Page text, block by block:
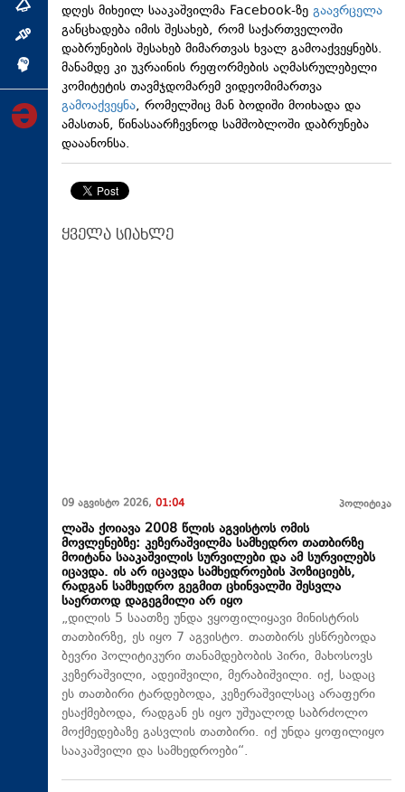
თემა
ინტერვიუ
ინქვიზიცია
დღეს მიხეილ სააკაშვილმა Facebook-ზე გაავრცელა
განცხადება იმის შესახებ, რომ საქართველოში
დაბრუნების შესახებ მიმართვას ხვალ გამოაქვეყნებს.
მანამდე კი უკრაინის რეფორმების აღმასრულებელი
კომიტეტის თავმჯდომარემ ვიდეომიმართვა
გამოაქვეყნა, რომელშიც მან ბოდიში მოიხადა და
ამასთან, წინასაარჩევნოდ სამშობლოში დაბრუნება
დააანონსა.
ყველა სიახლე
09 აგვისტო 2026, 01:04 პოლიტიკა
ლაშა ქოიავა 2008 წლის აგვისტოს ომის
მოვლენებზე: კეზერაშვილმა სამხედრო თათბირზე
მოიტანა სააკაშვილის სურვილები და ამ სურვილებს
იცავდა. ის არ იცავდა სამხედროების პოზიციებს,
რადგან სამხედრო გეგმით ცხინვალში შესვლა
საერთოდ დაგეგმილი არ იყო
„დილის 5 საათზე უნდა ვყოფილიყავი მინისტრის
თათბირზე, ეს იყო 7 აგვისტო. თათბირს ესწრებოდა
ბევრი პოლიტიკური თანამდებობის პირი, მახოსოვს
კეზერაშვილი, ადეიშვილი, მერაბიშვილი. იქ, სადაც
ეს თათბირი ტარდებოდა, კეზერაშვილსაც არაფერი
ესაქმებოდა, რადგან ეს იყო უშუალოდ საბრძოლო
მოქმედებაზე გასვლის თათბირი. იქ უნდა ყოფილიყო
სააკაშვილი და სამხედროები“.